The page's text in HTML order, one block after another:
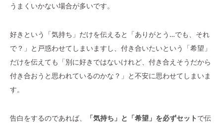
うまくいかない場合が多いです。
好きという「気持ち」だけを伝えると「ありがとう…でも、それ
で？」と戸惑わせてしまいますし、付き合いたいという「希望」
だけを伝えても「別に好きではないけれど、付き合えそうだから
付き合おうと思われているのかな？」と不安に思わせてしまいま
す。
告白をするのであれば、 「気持ち」と「希望」を必ずセット で伝